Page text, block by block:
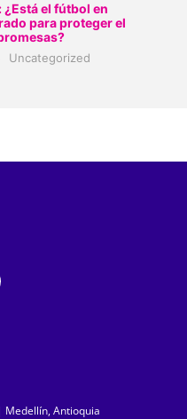
el fútbol en
para proteger el
Uncategorized
Antioquia